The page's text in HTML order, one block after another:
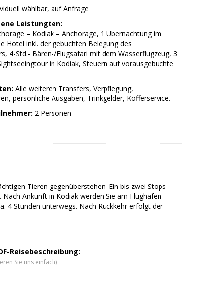
wählbar, auf Anfrage
Leistungten:
– Kodiak – Anchorage, 1 Übernachtung im
Hotel inkl. der gebuchten Belegung des
4-Std.- Bären-/Flugsafari mit dem Wasserflugzeug, 3
in Kodiak, Steuern auf vorausgebuchte
Alle weiteren Transfers, Verpflegung,
persönliche Ausgaben, Trinkgelder, Kofferservice.
2 Personen
Tieren gegenüberstehen. Ein bis zwei Stops
Ankunft in Kodiak werden Sie am Flughafen
4 Stunden unterwegs. Nach Rückkehr erfolgt der
Reisebeschreibung:
Sie uns einfach)